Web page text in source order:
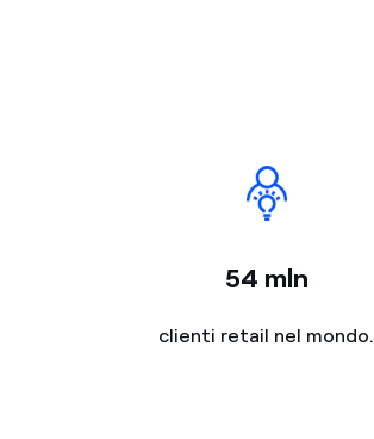
54 mln
clienti retail nel mondo.